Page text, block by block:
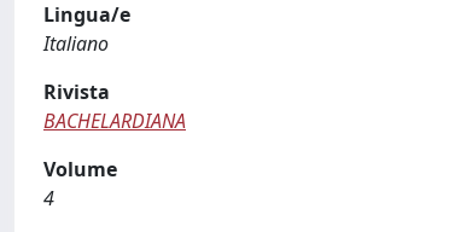
Lingua/e
Italiano
Rivista
BACHELARDIANA
Volume
4